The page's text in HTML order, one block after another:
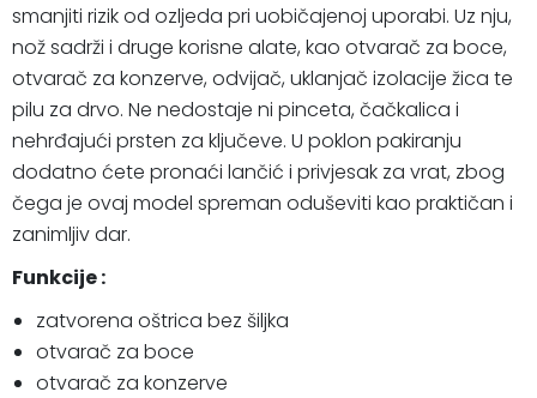
smanjiti rizik od ozljeda pri uobičajenoj uporabi. Uz nju,
nož sadrži i druge korisne alate, kao otvarač za boce,
otvarač za konzerve, odvijač, uklanjač izolacije žica te
pilu za drvo. Ne nedostaje ni pinceta, čačkalica i
nehrđajući prsten za ključeve. U poklon pakiranju
dodatno ćete pronaći lančić i privjesak za vrat, zbog
čega je ovaj model spreman oduševiti kao praktičan i
zanimljiv dar.
Funkcije :
zatvorena oštrica bez šiljka
otvarač za boce
otvarač za konzerve